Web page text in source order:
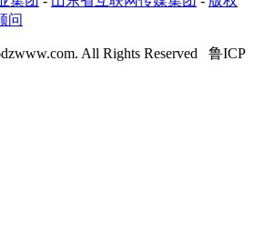
问
dzwww.com. All Rights Reserved 鲁ICP